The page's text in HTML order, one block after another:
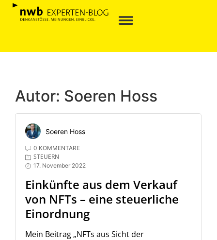
Autor: Soeren Hoss
Soeren Hoss
0 KOMMENTARE
STEUERN
17. November 2022
Einkünfte aus dem Verkauf
von NFTs – eine steuerliche
Einordnung
Mein Beitrag „NFTs aus Sicht der